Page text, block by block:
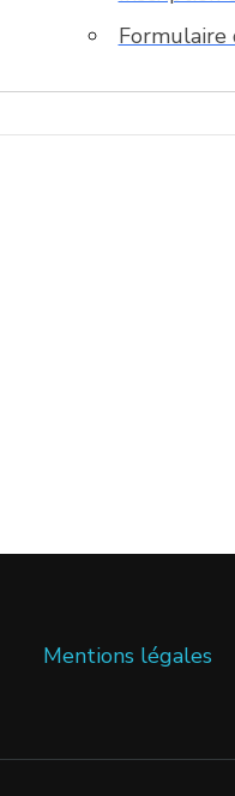
Formulaire
Mentions légales